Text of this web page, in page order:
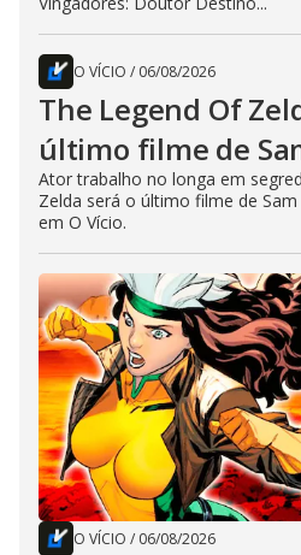
O VÍCIO / 06/08/2026
The Legend Of
último filme de
Ator trabalho no longa em
Zelda será o último filme de
em O Vício.
O VÍCIO / 06/08/2026